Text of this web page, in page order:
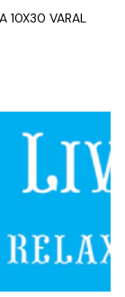
10X30 VARAL